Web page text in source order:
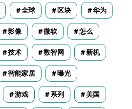
全球 区块 华为
影像 微软 怎么
技术 数智网 新机
智能家居 曝光
游戏 系列 美国